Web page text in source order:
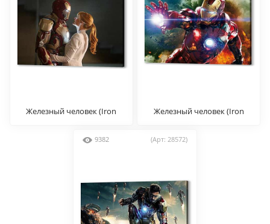
Железный человек (Iron
Железный человек (Iron
9382 (Арт: 28572)